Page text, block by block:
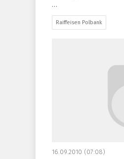
…
Raiffeisen Polbank
16.09.2010 (07:08)